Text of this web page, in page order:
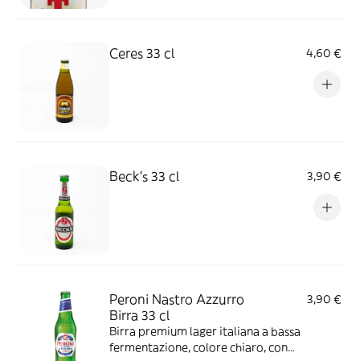
Ceres 33 cl 4,60 €
Beck's 33 cl 3,90 €
Peroni Nastro Azzurro
Birra 33 cl
3,90 €
Birra premium lager italiana a bassa
fermentazione, colore chiaro, con